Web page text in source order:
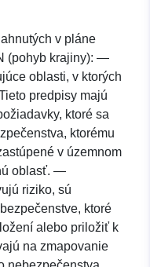
v pláne
(pohyb krajiny): —
oblasti, v ktorých
predpisy majú
ktoré sa
ktorému
v územnom
oblasť. —
riziko, sú
ktoré
alebo priložiť k
na zmapovanie